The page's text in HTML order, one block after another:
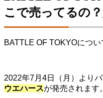
こで売ってるの
BATTLE OF TOKYOについ
2022年7月4日（月）より
ウエハースが発売されます。